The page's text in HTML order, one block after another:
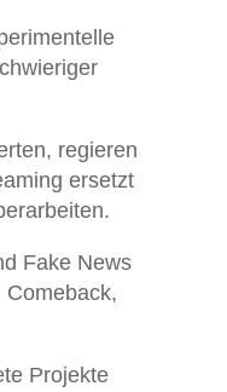
regieren
ersetzt
Fake News
Comeback,
Projekte